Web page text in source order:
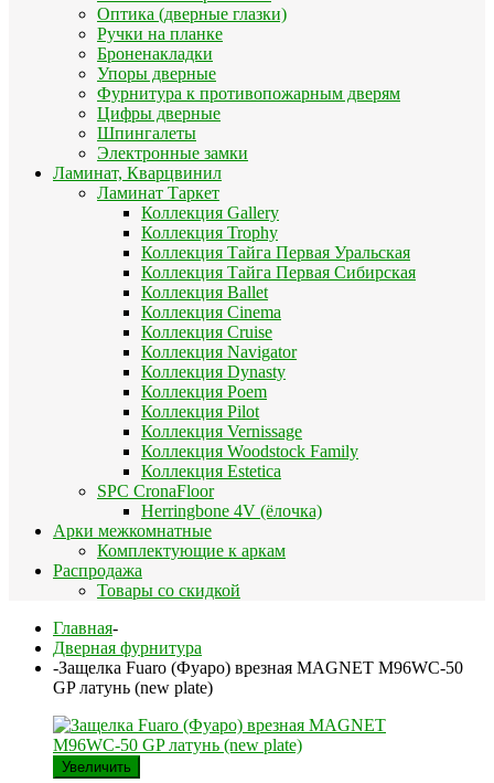
Оптика (дверные глазки)
Ручки на планке
Броненакладки
Упоры дверные
Фурнитура к противопожарным дверям
Цифры дверные
Шпингалеты
Электронные замки
Ламинат, Кварцвинил
Ламинат Таркет
Коллекция Gallery
Коллекция Trophy
Коллекция Тайга Первая Уральская
Коллекция Тайга Первая Сибирская
Коллекция Ballet
Коллекция Cinema
Коллекция Cruise
Коллекция Navigator
Коллекция Dynasty
Коллекция Poem
Коллекция Pilot
Коллекция Vernissage
Коллекция Woodstock Family
Коллекция Estetica
SPC CronaFloor
Herringbone 4V (ёлочка)
Арки межкомнатные
Комплектующие к аркам
Распродажа
Товары со скидкой
Главная-
Дверная фурнитура
-Защелка Fuaro (Фуаро) врезная MAGNET M96WC-50
GP латунь (new plate)
Увеличить